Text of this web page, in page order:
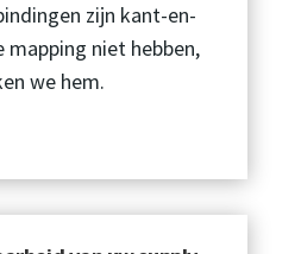
zijn kant-en-
mapping niet hebben,
we hem.